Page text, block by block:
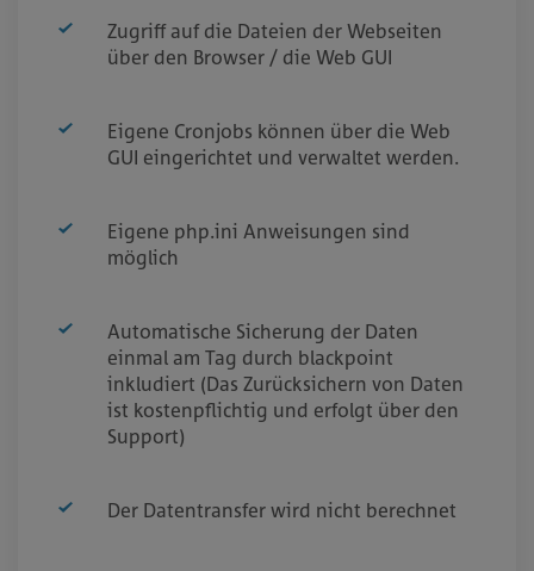
Zugriff auf die Dateien der Webseiten
über den Browser / die Web GUI
Eigene Cronjobs können über die Web
GUI eingerichtet und verwaltet werden.
Eigene php.ini Anweisungen sind
möglich
Automatische Sicherung der Daten
einmal am Tag durch blackpoint
inkludiert (Das Zurücksichern von Daten
ist kostenpflichtig und erfolgt über den
Support)
Der Datentransfer wird nicht berechnet